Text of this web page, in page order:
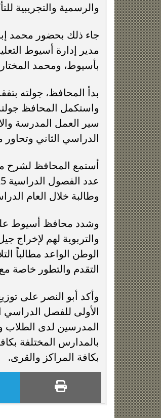
والرسمية والتجريبية
جاء ذلك بحضور محمد
مدير إدارة أسيوط
بأسيوط، ومحمد
واستكمل المحافظ جولته
سير العمل المدرسة
الدراسي الثاني
أستمع المحافظ لشرح
وطالبة خلال العام
وشدد محافظ أسيوط على
والتربوية لهم لإخراج
الوطن الواعد مطالباً
التقدم والتطور خاصة
وأكد أبو النصر على
الأولى للفصل الدراسي
المدرسين لدى الطلاب
بالمدارس المختلفة
بكافة المراكز والقرى.
زينة عمرو تتوج بجائزة الأفضل بعد تأهل مصر
التاريخي لنصف نهائي مونديال...